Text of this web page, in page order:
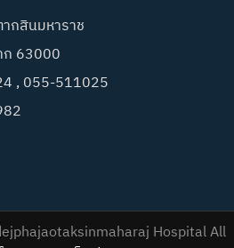
ากสินมหาราช
ก 63000
, 055-511025
Hospital All